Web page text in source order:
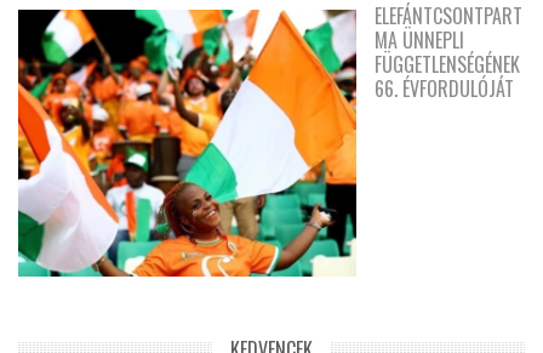
ELEFÁNTCSONTPART
MA ÜNNEPLI
FÜGGETLENSÉGÉNEK
66. ÉVFORDULÓJÁT